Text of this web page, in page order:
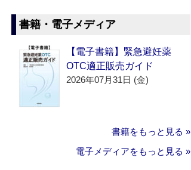
書籍・電子メディア
【電子書籍】緊急避妊薬
OTC適正販売ガイド
2026年07月31日 (金)
書籍をもっと見る »
電子メディアをもっと見る »